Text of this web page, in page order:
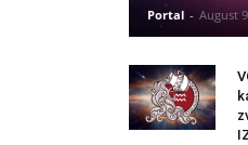
Portal - August